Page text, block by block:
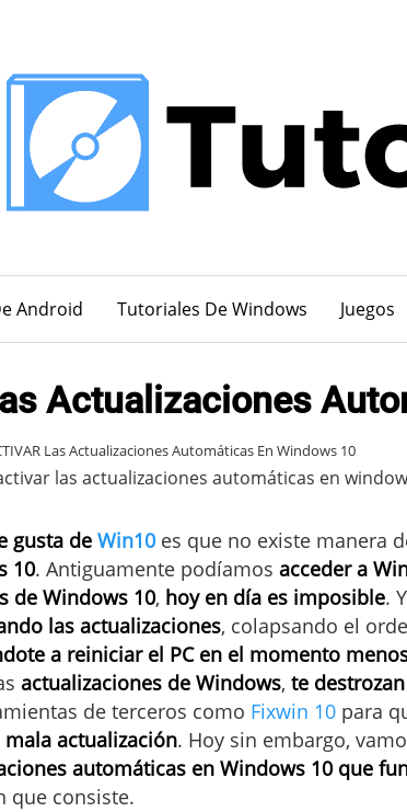
Android Tutoriales De Windows Juegos
Actualizaciones
Las Actualizaciones Automáticas En Windows 10
gusta de Win10 es que no existe manera
10. Antiguamente podíamos acceder a
de Windows 10, hoy en día es imposible.
las actualizaciones, colapsando el
a reiniciar el PC en el momento
actualizaciones de Windows, te
de terceros como Fixwin 10 para
actualización. Hoy sin embargo,
automáticas en Windows 10 que
que consiste.